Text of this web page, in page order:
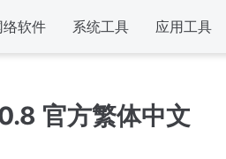
络软件 系统工具 应用工具
官方繁体中文